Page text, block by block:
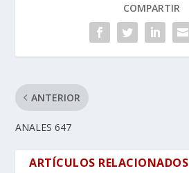
COMPARTIR
ANTERIOR
ANALES 647
ARTÍCULOS RELACIONADOS